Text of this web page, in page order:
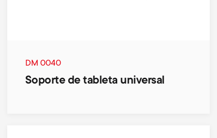
DM 0040
Soporte de tableta universal